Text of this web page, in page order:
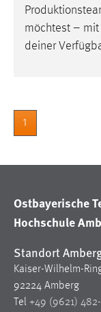
möchtest – mit
deiner
1
Ostbayerische
Hochschule
Standort
Kaiser-Wilhelm-
92224 Amberg
Tel +49 (9621)
Cookie
Chat
Zweck: